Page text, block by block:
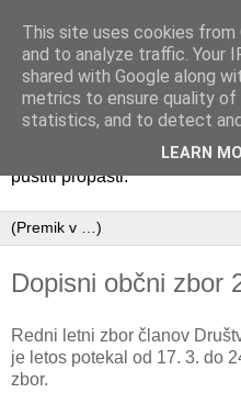
Društvo za
Borl
Pogled na grad BorlGrad
pustiti propasti.
Dopisni občni zbor
Redni letni zbor članov
je letos potekal od 17. 3. do
zbor.
This site uses cookies
and to analyze traffic. Your
shared with Google along
metrics to ensure quality of
statistics, and to detect
LEARN